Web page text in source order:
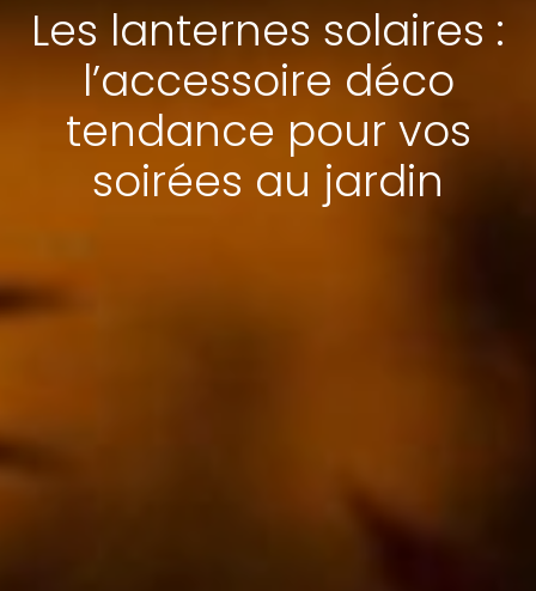
Les lanternes solaires :
l’accessoire déco
tendance pour vos
soirées au jardin